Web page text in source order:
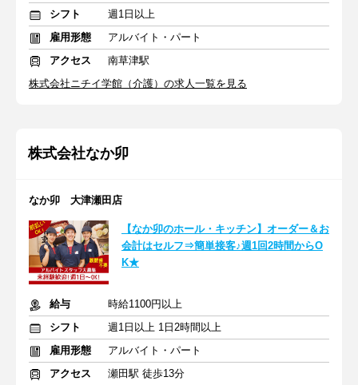
シフト
週1日以上
雇用形態
アルバイト・パート
アクセス
南草津駅
株式会社ニチイ学館（介護）の求人一覧を見る
株式会社なか卯
なか卯 大津瀬田店
【なか卯のホール・キッチン】オーダー＆お
会計はセルフ⇒簡単接客♪週1回2時間からO
K★
給与
時給1100円以上
シフト
週1日以上 1日2時間以上
雇用形態
アルバイト・パート
アクセス
瀬田駅 徒歩13分